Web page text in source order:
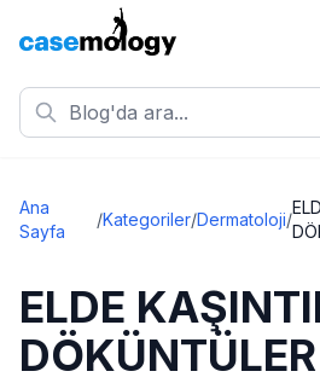
Ana
Sayfa
/Kategoriler/Dermatoloji/
ELDE
DÖKÜNTÜLER